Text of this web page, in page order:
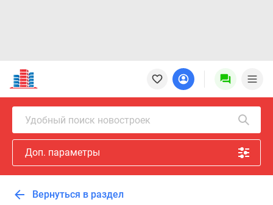
Новостройки
Квартиры
Ипотека
Новостройки
Москвы
Новостройки
Подмосковья
Новостройки
Москвы
Удобный поиск новостроек
Доп. параметры
Вернуться в раздел